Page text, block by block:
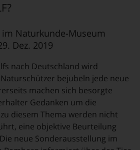
Naturkunde-Museum
Dez. 2019
nach Deutschland wird
bejubeln jede neue
machen sich besorgte
Gedanken um die
diesem Thema werden nicht
eine objektive Beurteilung
neue Sonderausstellung im